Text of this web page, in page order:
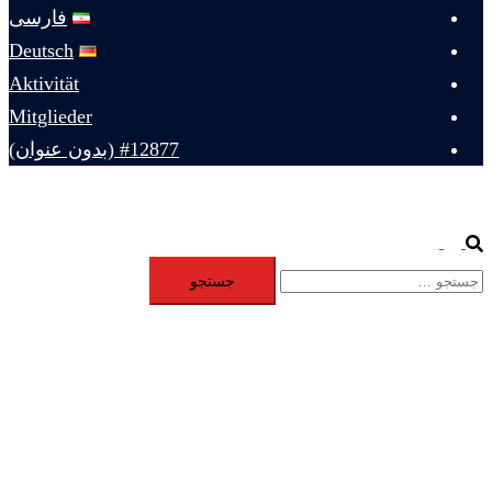
فارسی
Deutsch
Aktivität
Mitglieder
#12877 (بدون عنوان)
Search
menuجستجو
برای: